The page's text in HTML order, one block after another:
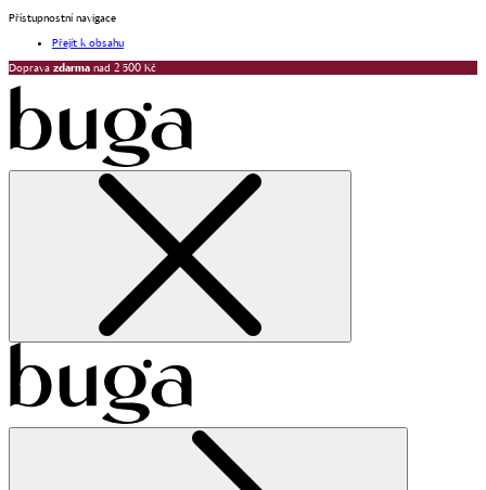
Přístupnostní navigace
Přejít k obsahu
Doprava zdarma nad 2 500 Kč